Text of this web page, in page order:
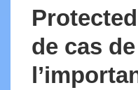
de cas